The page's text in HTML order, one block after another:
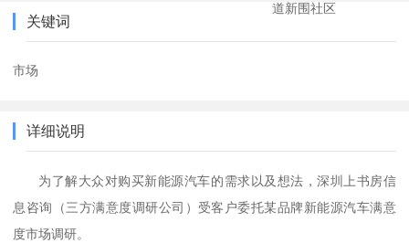
道新围社区
关键词
市场
详细说明
为 了解大众对购买新能源汽车的需求以及想法 ，深圳上书房信
息咨询（三方满意度调研公司） 受客户委托某品牌新能源汽车满意
度市场调研。